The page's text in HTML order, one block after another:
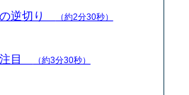
逆切り （約2分30秒）
注目 （約3分30秒）